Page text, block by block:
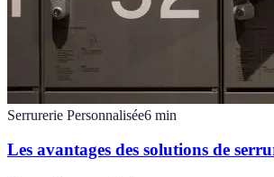
Serrurerie Personnalisée6 min
Les avantages des solutions de